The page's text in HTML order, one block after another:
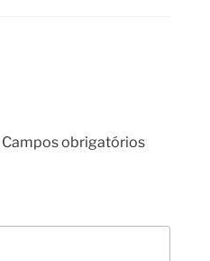
Campos obrigatórios